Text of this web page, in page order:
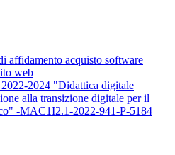
affidamento acquisto software
web
2024 "Didattica digitale
alla transizione digitale per il
-MAC1I2.1-2022-941-P-5184